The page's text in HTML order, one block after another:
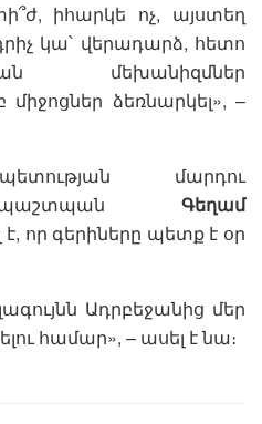
իհարկե ոչ, այստեղ
կա՝ վերադարձ, հետո
մեխանիզմներ
միջոցներ ձեռնարկել», –
մարդու
Գեղամ
է, որ գերիները պետք է օր
Ադրբեջանից մեր
համար», – ասել է նա։